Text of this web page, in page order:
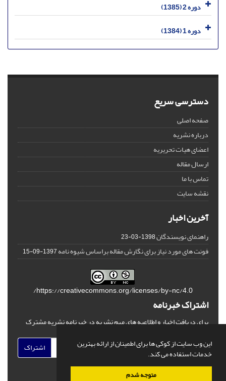
این وب سایت از کوکی ها برای اطمینان از ارائه بهترین
خدمات استفاده می کند.
متوجه شدم
دوره 2 (1385)
دوره 1 (1384)
دسترسی سریع
صفحه اصلی
درباره نشریه
اعضای هیات تحریریه
ارسال مقاله
تماس با ما
نقشه سایت
آخرین اخبار
راهنمای نویسندگان1398-03-23
فونت های مورد نیاز برای نگارش مقاله براساس شیوه نامه1397-09-15
https://creativecommons.org/licenses/by-nc/4.0/
اشتراک خبرنامه
برای دریافت اخبار و اطلاعیه های مهم نشریه در خبرنامه نشریه مشترک
اشتراک